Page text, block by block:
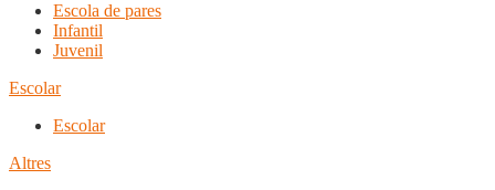
Escola de pares
Infantil
Juvenil
Escolar
Escolar
Altres